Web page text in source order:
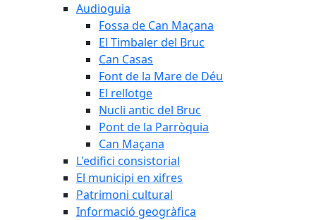
Audioguia
Fossa de Can Maçana
El Timbaler del Bruc
Can Casas
Font de la Mare de Déu
El rellotge
Nucli antic del Bruc
Pont de la Parròquia
Can Maçana
L'edifici consistorial
El municipi en xifres
Patrimoni cultural
Informació geogràfica